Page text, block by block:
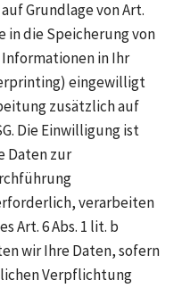
Grundlage von Art.
in die Speicherung von
in Ihr
eingewilligt
zusätzlich auf
Die Einwilligung ist
Daten zur
verarbeiten
Art. 6 Abs. 1 lit. b
wir Ihre Daten, sofern
Verpflichtung